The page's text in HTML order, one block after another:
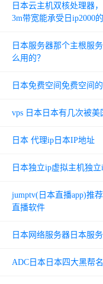
日本云主机双核处理器
3m带宽能承受日ip2000
日本服务器那个主根服
么用的？
日本免费空间免费空间
vps 日本日本有几次被美
日本 代理ip日本IP地址
日本独立ip虚拟主机独
jumptv(日本直播app)推
直播软件
日本网络服务器日本服务
ADC日本日本四大黑帮名